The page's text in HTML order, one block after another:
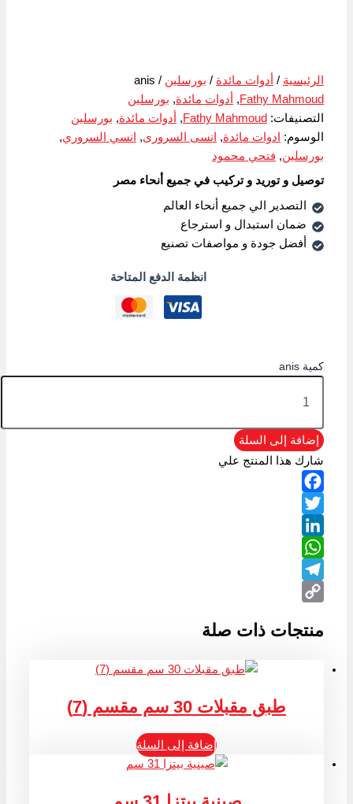
الرئيسية / أدوات مائدة / بورسلين / anis
Fathy Mahmoud
, أدوات مائدة, بورسلين
التصنيفات: Fathy Mahmoud
, أدوات مائدة, بورسلين
الوسوم:
ادوات مائدة, انسى السرورى, انسي السروري,
بورسلين, فتحي محمود
توصيل و توريد و تركيب في جميع أنحاء مصر
التصدير الي جميع أنحاء العالم
ضمان استبدال و استرجاع
أفضل جودة و مواصفات تصنيع
انظمة الدفع المتاحة
كمية anis
إضافة إلى السلة
شارك هذا المنتج علي
Facebook
Twitter
LinkedIn
WhatsApp
Telegram
Link
منتجات ذات صلة
طبق مقبلات 30 سم مقسم (7)
إضافة إلى السلة